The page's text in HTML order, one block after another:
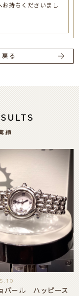
持ちくださいまし
る
績
パール ハッピース